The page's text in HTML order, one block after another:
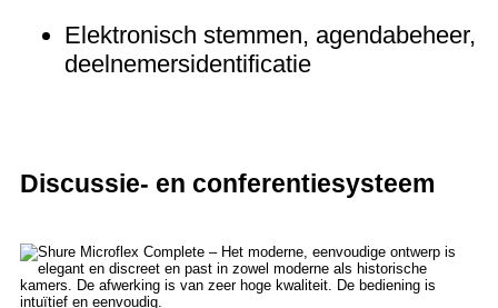
Elektronisch stemmen, agendabeheer,
deelnemersidentificatie
Discussie- en conferentiesysteem